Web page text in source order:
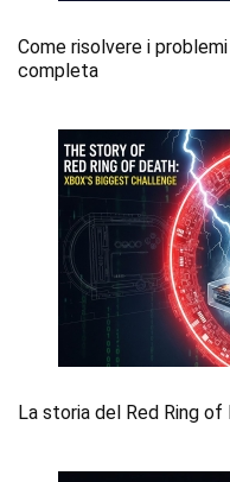
Come risolvere i
completa
La storia del Red Ring of